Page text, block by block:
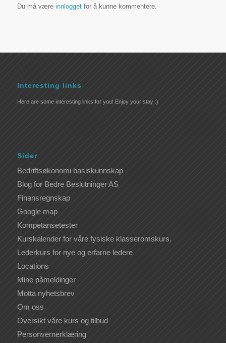
Du må være innloggetfor å kunne kommentere.
Interesting links
Here are some interesting links for you! Enjoy your stay :)
Sider
Bedriftsøkonomi basiskunnskap
Blog for Bedre Beslutninger AS
Finansregnskap
Google map
Kompetansetester
Kurskalender for våre fysiske klasseromskurs.
Lederkurs for nye og erfarne ledere
Locations
Mine påmeldinger
Motta nyhetsbrev
Om oss
Oversikt våre kurs og tilbud
Personvernerklæring